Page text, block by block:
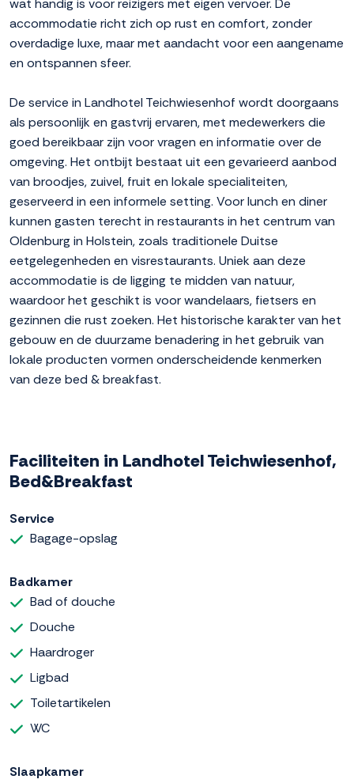
wat handig is voor reizigers met eigen vervoer. De
accommodatie richt zich op rust en comfort, zonder
overdadige luxe, maar met aandacht voor een aangename
en ontspannen sfeer.
De service in Landhotel Teichwiesenhof wordt doorgaans
als persoonlijk en gastvrij ervaren, met medewerkers die
goed bereikbaar zijn voor vragen en informatie over de
omgeving. Het ontbijt bestaat uit een gevarieerd aanbod
van broodjes, zuivel, fruit en lokale specialiteiten,
geserveerd in een informele setting. Voor lunch en diner
kunnen gasten terecht in restaurants in het centrum van
Oldenburg in Holstein, zoals traditionele Duitse
eetgelegenheden en visrestaurants. Uniek aan deze
accommodatie is de ligging te midden van natuur,
waardoor het geschikt is voor wandelaars, fietsers en
gezinnen die rust zoeken. Het historische karakter van het
gebouw en de duurzame benadering in het gebruik van
lokale producten vormen onderscheidende kenmerken
van deze bed & breakfast.
Faciliteiten in Landhotel Teichwiesenhof,
Bed&Breakfast
Service
Bagage-opslag
Badkamer
Bad of douche
Douche
Haardroger
Ligbad
Toiletartikelen
WC
Slaapkamer